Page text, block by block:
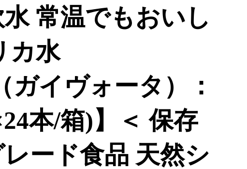
常温でもおいし
カ水
ガイヴォータ）：
本/箱)】＜ 保存
ード食品 天然シ